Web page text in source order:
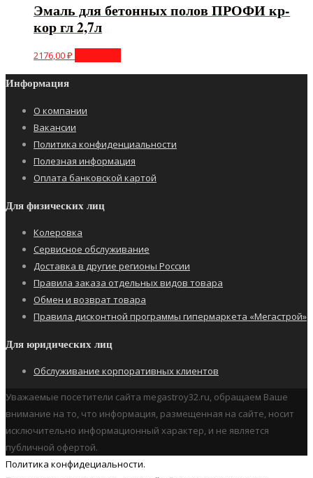
Эмаль для бетонных полов ПРОФИ кр-
кор гл 2,7л
2176,00₽
Информация
О компании
Вакансии
Политика конфиденциальности
Полезная информация
Оплата банковской картой
Для физических лиц
Колеровка
Сервисное обслуживание
Доставка в другие регионы России
Правила заказа отдельных видов товара
Обмен и возврат товара
Правила дисконтной программы гипермаркета «Мегастрой»
Для юридических лиц
Обслуживание корпоративных клиентов
Уважаемые посетители сайта megastroy32.ru, обращаем Ваше
внимание на то, что информация, размещенная на сайте, носит
исключительно информационный характер, и не является
публичной офертой.
Политика конфидециальности.